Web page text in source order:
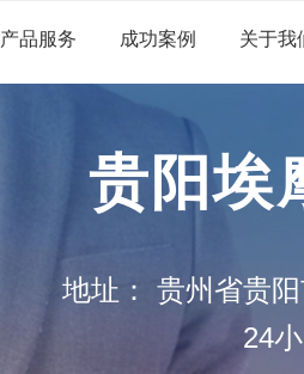
产品服务 成功案例 关于我
贵阳埃
地址：
贵州省贵
24